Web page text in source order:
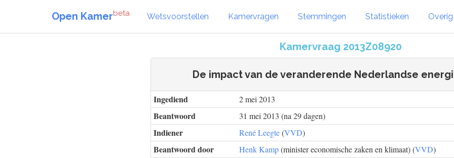
Open Kamerbeta Wetsvoorstellen Kamervragen Stemmingen Statistieken Overig
Kamervraag 2013Z08920
De impact van de veranderende Nederlandse
Ingediend 2 mei 2013
Beantwoord 31 mei 2013 (na 29 dagen)
Indiener René Leegte(VVD)
Beantwoord door Henk Kamp(minister economische zaken en klimaat) (VVD)